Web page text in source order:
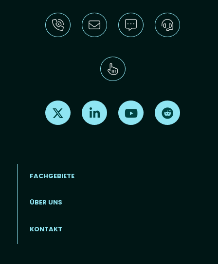
Find us on X Find us on LinkedInFind us on Youtube
FACHGEBIETE
ÜBER UNS
KONTAKT